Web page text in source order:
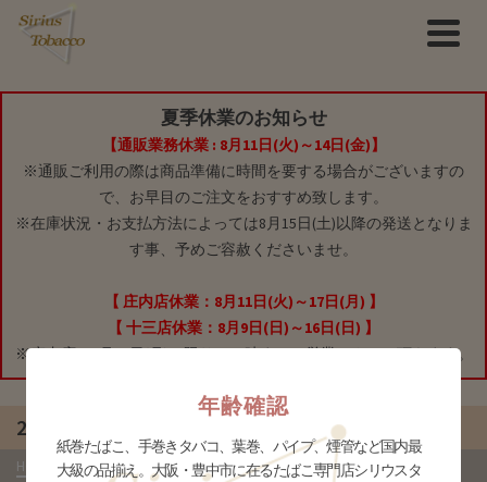
夏季休業のお知らせ
【通販業務休業 : 8月11日(火)～14日(金)】
※通販ご利用の際は商品準備に時間を要する場合がございますの
で、お早目のご注文をおすすめ致します。
※在庫状況・お支払方法によっては8月15日(土)以降の発送となりま
す事、予めご容赦くださいませ。
【 庄内店休業：8月11日(火)～17日(月) 】
【 十三店休業：8月9日(日)～16日(日) 】
※庄内店は8月10日(月)に限り、16時までの営業とさせて頂きます。
21 Pipe
HOME »商品»タバコグッズ »21 PIPE- ま行
年齢確認
紙巻たばこ、手巻きタバコ、葉巻、パイプ、煙管など国内最
大級の品揃え。大阪・豊中市に在るたばこ専門店シリウスタ